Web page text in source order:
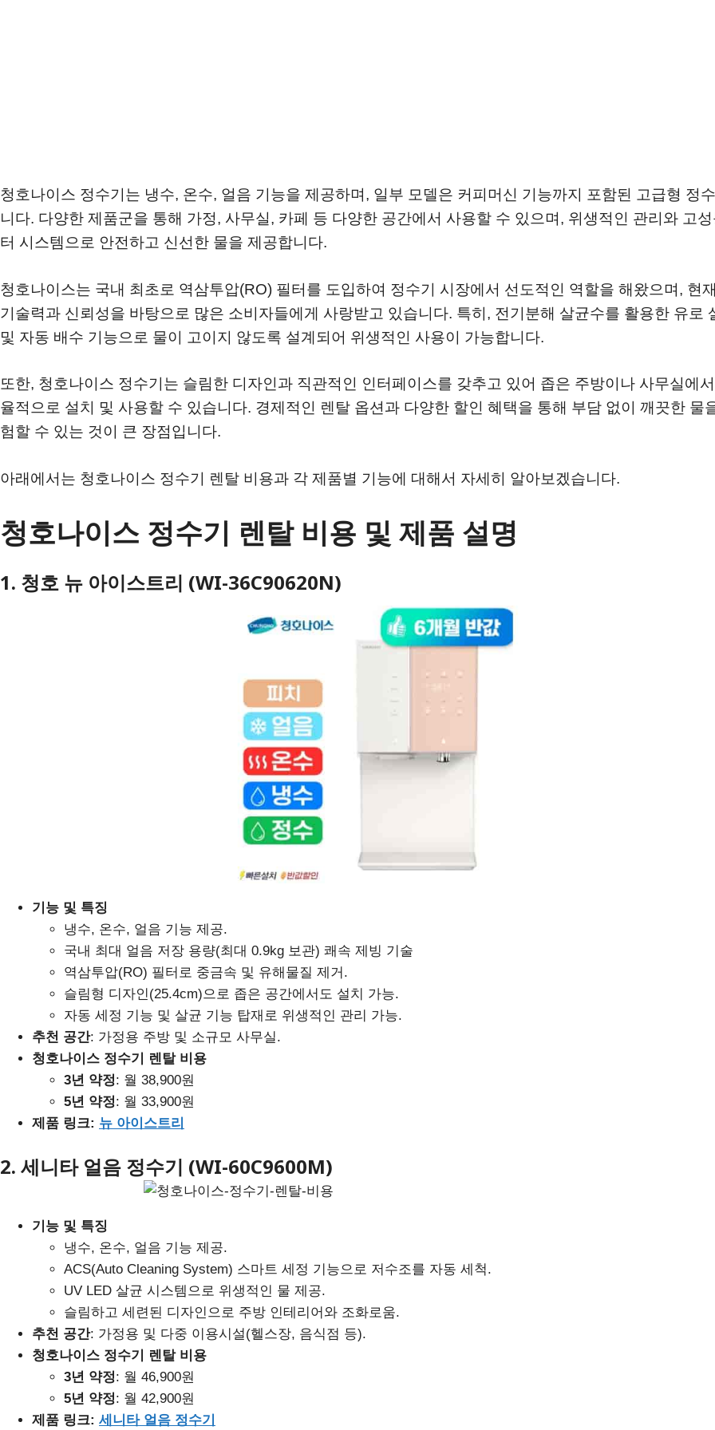
청호나이스 정수기는 냉수, 온수, 얼음 기능을 제공하며, 일부 모델은 커피머신 기능까지 포함된 고급형 정
니다. 다양한 제품군을 통해 가정, 사무실, 카페 등 다양한 공간에서 사용할 수 있으며, 위생적인 관리와 고성
터 시스템으로 안전하고 신선한 물을 제공합니다.
청호나이스는 국내 최초로 역삼투압(RO) 필터를 도입하여 정수기 시장에서 선도적인 역할을 해왔으며, 현
기술력과 신뢰성을 바탕으로 많은 소비자들에게 사랑받고 있습니다. 특히, 전기분해 살균수를 활용한 유로
및 자동 배수 기능으로 물이 고이지 않도록 설계되어 위생적인 사용이 가능합니다.
또한, 청호나이스 정수기는 슬림한 디자인과 직관적인 인터페이스를 갖추고 있어 좁은 주방이나 사무실에
율적으로 설치 및 사용할 수 있습니다. 경제적인 렌탈 옵션과 다양한 할인 혜택을 통해 부담 없이 깨끗한 물
험할 수 있는 것이 큰 장점입니다.
아래에서는 청호나이스 정수기 렌탈 비용과 각 제품별 기능에 대해서 자세히 알아보겠습니다.
청호나이스 정수기 렌탈 비용 및 제품 설명
1. 청호 뉴 아이스트리 (WI-36C90620N)
기능 및 특징
냉수, 온수, 얼음 기능 제공.
국내 최대 얼음 저장 용량(최대 0.9kg 보관) 쾌속 제빙 기술
역삼투압(RO) 필터로 중금속 및 유해물질 제거.
슬림형 디자인(25.4cm)으로 좁은 공간에서도 설치 가능.
자동 세정 기능 및 살균 기능 탑재로 위생적인 관리 가능.
추천 공간: 가정용 주방 및 소규모 사무실.
청호나이스 정수기 렌탈 비용
3년 약정: 월 38,900원
5년 약정: 월 33,900원
제품 링크: 뉴 아이스트리
2. 세니타 얼음 정수기 (WI-60C9600M)
기능 및 특징
냉수, 온수, 얼음 기능 제공.
ACS(Auto Cleaning System) 스마트 세정 기능으로 저수조를 자동 세척.
UV LED 살균 시스템으로 위생적인 물 제공.
슬림하고 세련된 디자인으로 주방 인테리어와 조화로움.
추천 공간: 가정용 및 다중 이용시설(헬스장, 음식점 등).
청호나이스 정수기
렌탈 비용
3년 약정: 월 46,900원
5년 약정: 월 42,900원
제품 링크: 세니타 얼음 정수기